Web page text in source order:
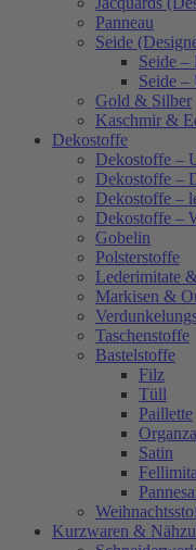
Panneau
Seide
Seide –
Seide –
Gold & Silber
Kaschmir &
Dekostoffe
Dekostoffe –
Dekostoffe –
Dekostoffe –
Dekostoffe –
Gobelin
Polsterstoffe
Lederimitate
Markisen &
Taschenstoffe
Bastelstoffe
Filz
Tüll
Paillette
Organza
Satin
Kurzwaren &